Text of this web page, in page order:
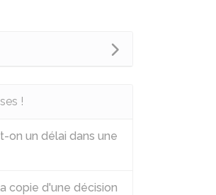
!
on un délai dans une
copie d'une décision